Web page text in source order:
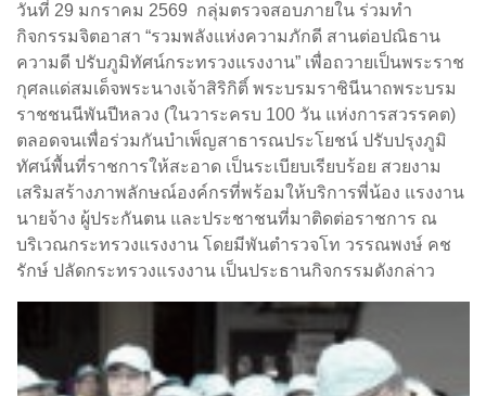
วันที่ 29 มกราคม 2569 กลุ่มตรวจสอบภายใน ร่วมทำ
กิจกรรมจิตอาสา “รวมพลังแห่งความภักดี สานต่อปณิธาน
ความดี ปรับภูมิทัศน์กระทรวงแรงงาน” เพื่อถวายเป็นพระราช
กุศลแด่สมเด็จพระนางเจ้าสิริกิติ์ พระบรมราชินีนาถพระบรม
ราชชนนีพันปีหลวง (ในวาระครบ 100 วัน แห่งการสวรรคต)
ตลอดจนเพื่อร่วมกันบำเพ็ญสาธารณประโยชน์ ปรับปรุงภูมิ
ทัศน์พื้นที่ราชการให้สะอาด เป็นระเบียบเรียบร้อย สวยงาม
เสริมสร้างภาพลักษณ์องค์กรที่พร้อมให้บริการพี่น้อง แรงงาน
นายจ้าง ผู้ประกันตน และประชาชนที่มาติดต่อราชการ ณ
บริเวณกระทรวงแรงงาน โดยมีพันตำรวจโท วรรณพงษ์ คช
รักษ์ ปลัดกระทรวงแรงงาน เป็นประธานกิจกรรมดังกล่าว